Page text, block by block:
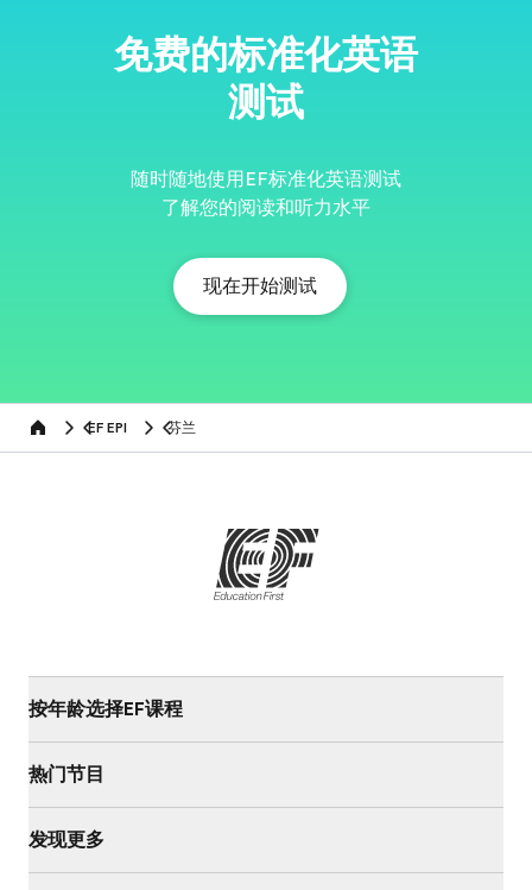
免费的标准化英语
测试
随时随地使用EF标准化英语测试
了解您的阅读和听力水平
现在开始测试
Home EF EPI 芬兰
按年龄选择EF课程
热门节目
发现更多